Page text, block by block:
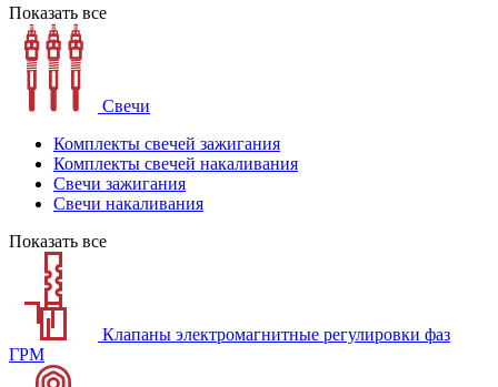
Показать все
Свечи
Комплекты свечей зажигания
Комплекты свечей накаливания
Свечи зажигания
Свечи накаливания
Показать все
Клапаны электромагнитные регулировки фаз
ГРМ